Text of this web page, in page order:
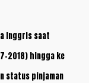
Inggris saat
2018) hingga ke
status pinjaman